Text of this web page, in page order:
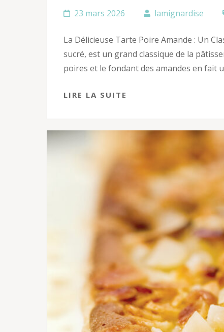
23 mars 2026 lamignardise
La Délicieuse Tarte Poire Amande : Un
sucré, est un grand classique de la
poires et le fondant des amandes en fait
LIRE LA SUITE